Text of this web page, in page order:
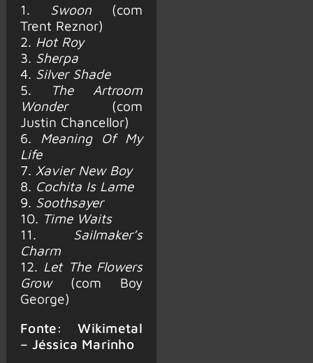
1. Swoon(com
Trent Reznor)
2. Hot Roy
3.
Sherpa
4.
Silver Shade
5.
The Artroom
Wonder(com
Justin Chancellor)
6. Meaning Of My
Life
7. Xavier New Boy
8. Cochita Is Lame
9.
Soothsayer
10.
Time Waits
11.
Sailmaker’s
Charm
12. Let The Flowers
Grow(com Boy
George)
Fonte: Wikimetal
– Jéssica Marinho